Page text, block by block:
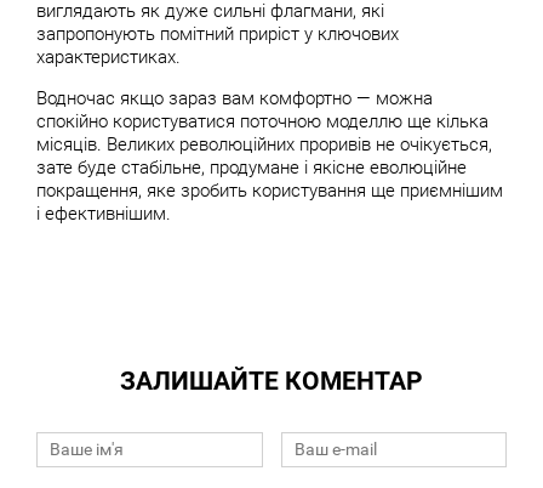
виглядають як дуже сильні флагмани, які
запропонують помітний приріст у ключових
характеристиках.
Водночас якщо зараз вам комфортно — можна
спокійно користуватися поточною моделлю ще кілька
місяців. Великих революційних проривів не очікується,
зате буде стабільне, продумане і якісне еволюційне
покращення, яке зробить користування ще приємнішим
і ефективнішим.
ЗАЛИШАЙТЕ КОМЕНТАР